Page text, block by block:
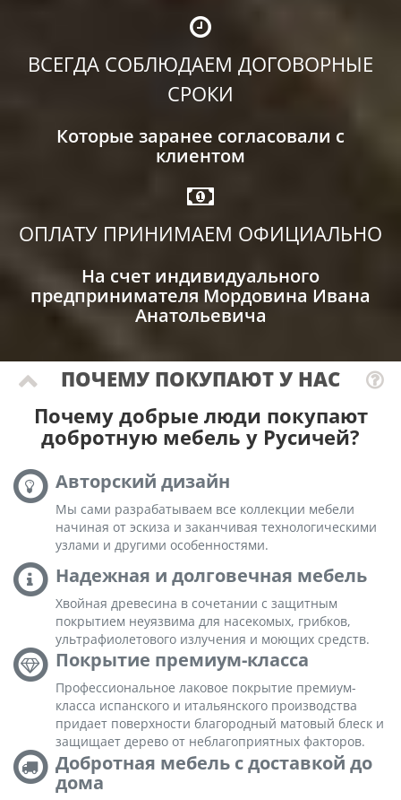
ВСЕГДА СОБЛЮДАЕМ ДОГОВОРНЫЕ
СРОКИ
Которые заранее согласовали с
клиентом
ОПЛАТУ ПРИНИМАЕМ ОФИЦИАЛЬНО
На счет индивидуального
предпринимателя Мордовина Ивана
Анатольевича
ПОЧЕМУ ПОКУПАЮТ У НАС
Почему добрые люди покупают
добротную мебель у Русичей?
Авторский дизайн
Мы сами разрабатываем все коллекции мебели
начиная от эскиза и заканчивая технологическими
узлами и другими особенностями.
Надежная и долговечная мебель
Хвойная древесина в сочетании с защитным
покрытием неуязвима для насекомых, грибков,
ультрафиолетового излучения и моющих средств.
Покрытие премиум-класса
Профессиональное лаковое покрытие премиум-
класса испанского и итальянского производства
придает поверхности благородный матовый блеск и
защищает дерево от неблагоприятных факторов.
Добротная мебель с доставкой до
дома